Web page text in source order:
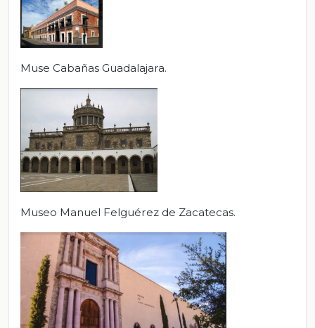
Muse Cabañas Guadalajara.
Museo Manuel Felguérez de Zacatecas.